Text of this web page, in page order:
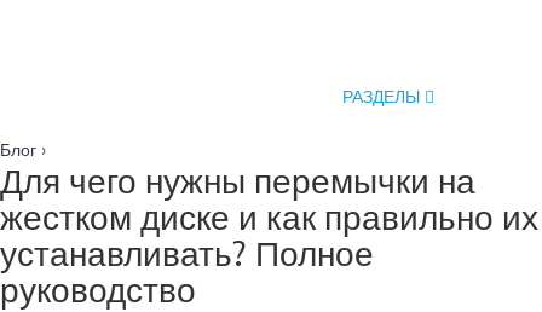
РАЗДЕЛЫ
Блог ›
Для чего нужны перемычки на
жестком диске и как правильно их
устанавливать? Полное
руководство